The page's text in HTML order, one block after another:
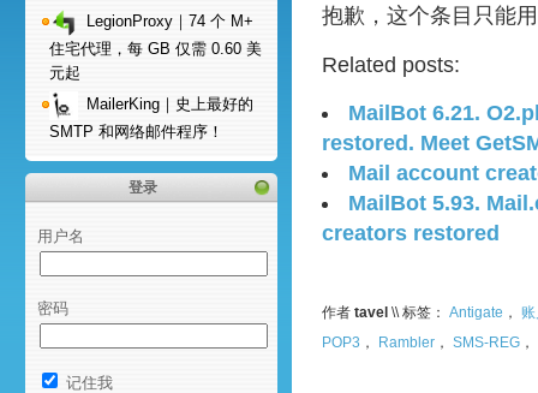
LegionProxy｜74 个 M+
住宅代理，每 GB 仅需 0.60 美
元起
MailerKing｜史上最好的
SMTP 和网络邮件程序！
登录
用户名
密码
记住我
抱歉，这个条目只能
Related posts:
MailBot 6.21.
restored. Meet
Mail account
MailBot 5.93.
creators restored
作者 tavel \\ 标签： Antigate ，
POP3 ， Rambler ， SMS-REG ，